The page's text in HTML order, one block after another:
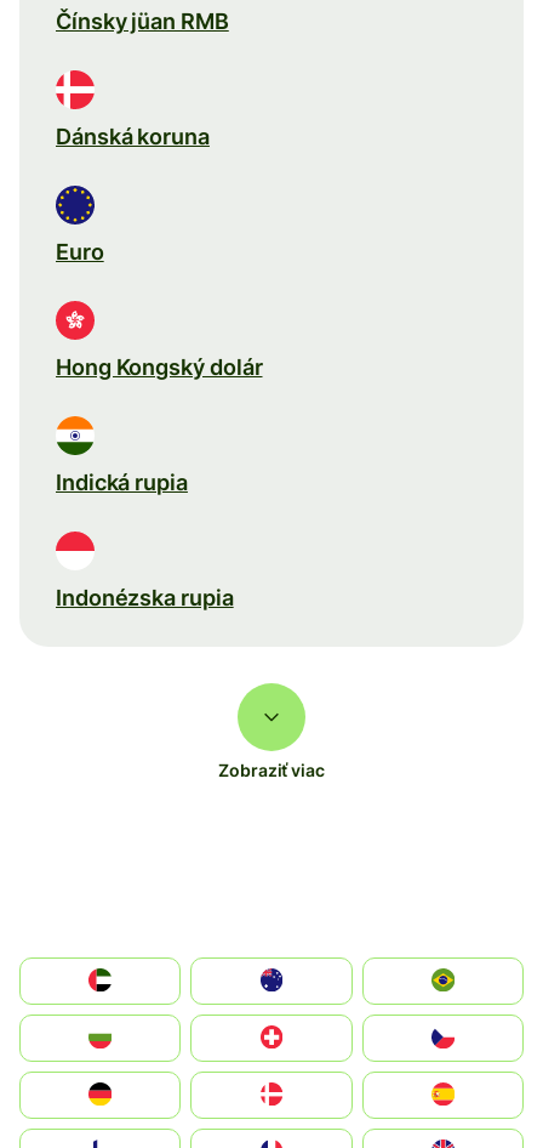
Čínsky jüan RMB
Dánská koruna
Euro
Hong Kongský dolár
Indická rupia
Indonézska rupia
Zobraziť viac
الإمارات العربية المتحدة
Switzerland
Deutschland